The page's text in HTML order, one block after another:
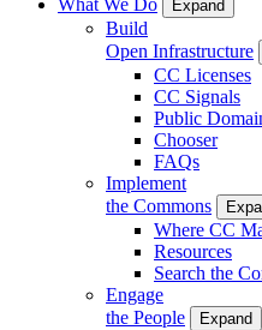
Expand
Build
Open Infrastructure
CC Licenses
CC Signals
Public
Chooser
FAQs
Implement
the Commons
Where CC
Resources
Search the
Engage
the People
Expand